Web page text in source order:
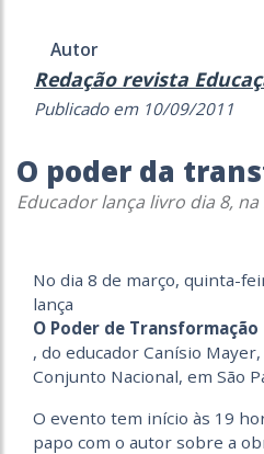
Autor
Redação revista
Publicado em 10/09/2011
O poder da
Educador lança livro dia 8,
No dia 8 de março, quinta-
lança
O Poder de Transformação
, do educador Canísio
Conjunto Nacional, em São
O evento tem início às 19
papo com o autor sobre a